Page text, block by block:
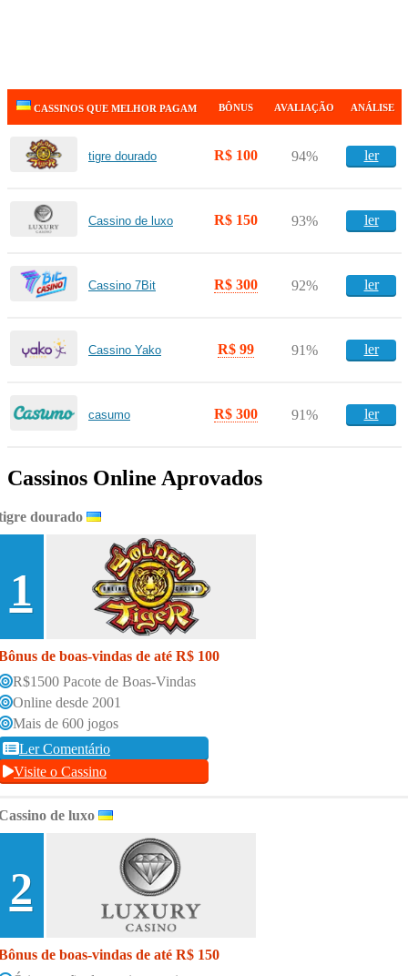
CASSINOS QUE MELHOR PAGAM BÔNUS AVALIAÇÃO ANÁLISE
tigre dourado R$ 100 94% ler
Cassino de luxo R$ 150 93% ler
Cassino 7Bit R$ 300 92% ler
Cassino Yako R$ 99 91% ler
casumo R$ 300 91% ler
Cassinos Online Aprovados
dourado
1
de boas-vindas de até R$ 100
R$1500 Pacote de Boas-Vindas
Online desde 2001
Mais de 600 jogos
Ler Comentário
Visite o Cassino
de luxo
2
de boas-vindas de até R$ 150